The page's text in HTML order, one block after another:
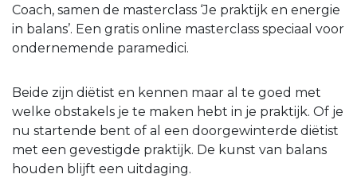
Coach, samen de masterclass ‘Je praktijk en energie
in balans’. Een gratis online masterclass speciaal voor
ondernemende paramedici.
Beide zijn diëtist en kennen maar al te goed met
welke obstakels je te maken hebt in je praktijk. Of je
nu startende bent of al een doorgewinterde diëtist
met een gevestigde praktijk. De kunst van balans
houden blijft een uitdaging.